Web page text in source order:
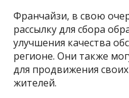
Франчайзи, в свою
рассылку для сбора
улучшения качества
регионе. Они также
для продвижения
жителей.